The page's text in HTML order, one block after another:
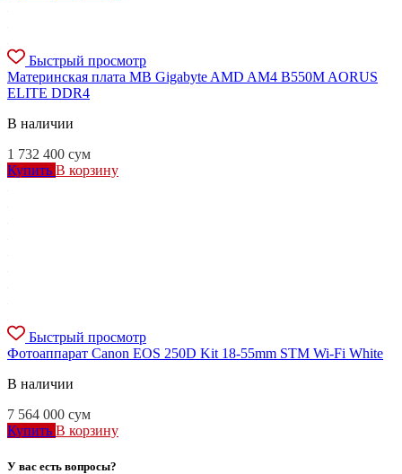
Быстрый просмотр
Материнская плата MB Gigabyte AMD AM4 B550M AORUS
ELITE DDR4
В наличии
1 732 400 сум
Купить В корзину
Быстрый просмотр
Фотоаппарат Canon EOS 250D Kit 18-55mm STM Wi-Fi White
В наличии
7 564 000 сум
Купить В корзину
У вас есть вопросы?